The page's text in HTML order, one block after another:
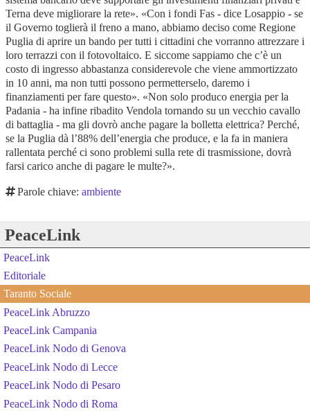
Terna deve migliorare la rete». «Con i fondi Fas - dice Losappio - se
il Governo toglierà il freno a mano, abbiamo deciso come Regione
Puglia di aprire un bando per tutti i cittadini che vorranno attrezzare i
loro terrazzi con il fotovoltaico. E siccome sappiamo che c’è un
costo di ingresso abbastanza considerevole che viene ammortizzato
in 10 anni, ma non tutti possono permetterselo, daremo i
finanziamenti per fare questo». «Non solo produco energia per la
Padania - ha infine ribadito Vendola tornando su un vecchio cavallo
di battaglia - ma gli dovrò anche pagare la bolletta elettrica? Perché,
se la Puglia dà l’88% dell’energia che produce, e la fa in maniera
rallentata perché ci sono problemi sulla rete di trasmissione, dovrà
farsi carico anche di pagare le multe?».
Parole chiave:ambiente
PeaceLink
PeaceLink
Editoriale
Taranto Sociale
PeaceLink Abruzzo
PeaceLink Campania
PeaceLink Nodo di Genova
PeaceLink Nodo di Lecce
PeaceLink Nodo di Pesaro
PeaceLink Nodo di Roma